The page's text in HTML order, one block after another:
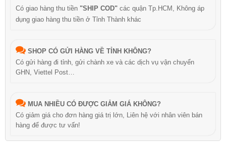
Có giao hàng thu tiền "SHIP COD" các quận Tp.HCM, Không áp
dụng giao hàng thu tiền ở Tỉnh Thành khác
SHOP CÓ GỬI HÀNG VỀ TỈNH KHÔNG?
Có gửi hàng đi tỉnh, gửi chành xe và các dịch vụ vận chuyển
GHN, Viettel Post…
MUA NHIỀU CÓ ĐƯỢC GIẢM GIÁ KHÔNG?
Có giảm giá cho đơn hàng giá trị lớn, Liên hệ với nhân viên bán
hàng để được tư vấn!